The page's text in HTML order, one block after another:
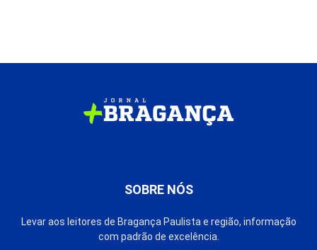
SOBRE NÓS
Levar aos leitores de Bragança Paulista e região, informação
com padrão de excelência.